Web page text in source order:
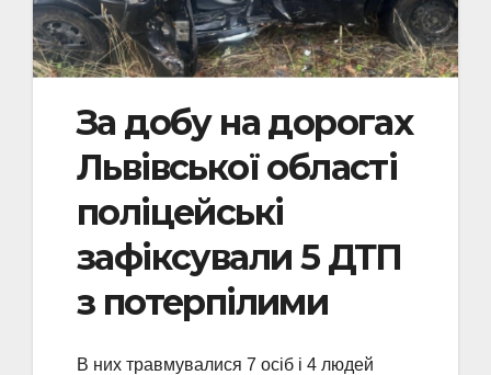
За добу на дорогах
Львівської області
поліцейські
зафіксували 5 ДТП
з потерпілими
В них травмувалися 7 осіб і 4 людей